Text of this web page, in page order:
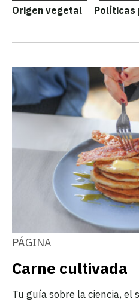
Origen vegetal
Políticas
PÁGINA
Carne cultivada
Tu guía sobre la ciencia, el